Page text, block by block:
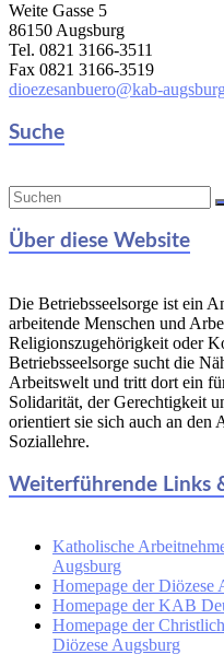
Weite Gasse 5
86150 Augsburg
Tel. 0821 3166-3511
Fax 0821 3166-3519
dioezesanbuero@kab-
Suche
Über diese Website
Die Betriebsseelsorge ist ein
arbeitende Menschen und
Religionszugehörigkeit oder
Betriebsseelsorge sucht die
Arbeitswelt und tritt dort ein
Solidarität, der Gerechtigkeit
orientiert sie sich auch an den
Soziallehre.
Weiterführende Links
Katholische
Augsburg
Homepage der Diözese
Homepage der KAB
Homepage der
Diözese Augsburg